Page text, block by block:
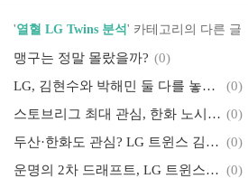
'열혈 LG Twins 분석 ' 카테고리의 다른 글
맹구는 정말 몰랐을까? (0)
LG, 김현수와 박해민 둘 다를 놓칠 수 있다고?!
(0)
스토브리그 최대 관심, 한화 노시환 장기계약 시나리오 총정리 (0)
두산·한화도 관심? LG 트윈스 김현수·박해민 FA 상황 한눈에 보기 (0)
운명의 2차 드래프트, LG 트윈스의 보호선수 예상은? (0)